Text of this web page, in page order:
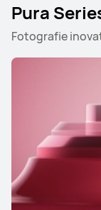
Pura
Fotografie